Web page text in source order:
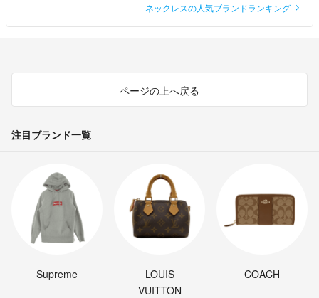
ネックレスの人気ブランドランキング
ページの上へ戻る
注目ブランド一覧
Supreme
LOUIS
VUITTON
COACH